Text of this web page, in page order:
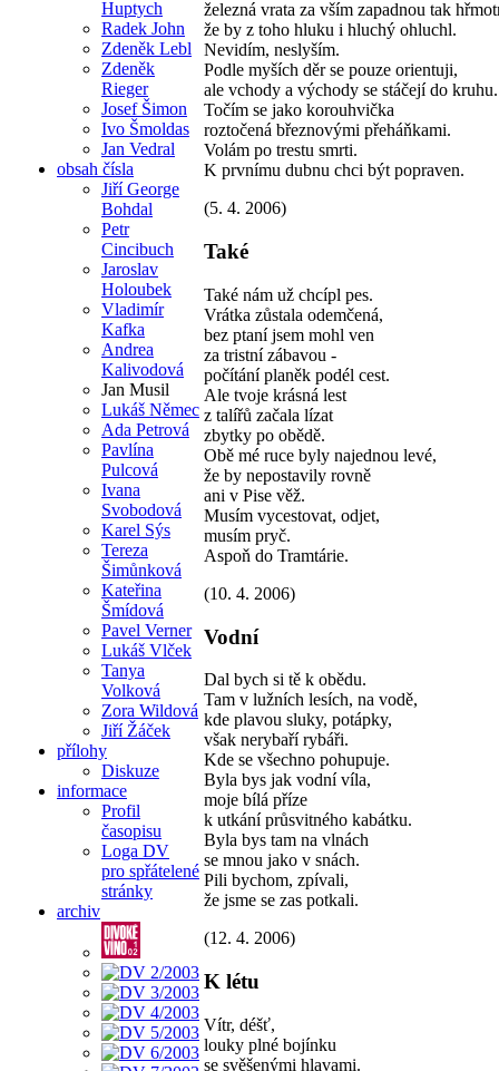
Huptych
Radek John
Zdeněk Lebl
Zdeněk
Rieger
Josef Šimon
Ivo Šmoldas
Jan Vedral
obsah čísla
Jiří George
Bohdal
Petr
Cincibuch
Jaroslav
Holoubek
Vladimír
Kafka
Andrea
Kalivodová
Jan Musil
Lukáš Němec
Ada Petrová
Pavlína
Pulcová
Ivana
Svobodová
Karel Sýs
Tereza
Šimůnková
Kateřina
Šmídová
Pavel Verner
Lukáš Vlček
Tanya
Volková
Zora Wildová
Jiří Žáček
přílohy
Diskuze
informace
Profil
časopisu
Loga DV
pro spřátelené
stránky
archiv
železná vrata za vším zapadnou tak
že by z toho hluku i hluchý ohluchl.
Nevidím, neslyším.
Podle myších děr se pouze orientuji,
ale vchody a východy se stáčejí do kruhu.
Točím se jako korouhvička
roztočená březnovými přeháňkami.
Volám po trestu smrti.
K prvnímu dubnu chci být popraven.
(5. 4. 2006)
Také
Také nám už chcípl pes.
Vrátka zůstala odemčená,
bez ptaní jsem mohl ven
za tristní zábavou -
počítání planěk podél cest.
Ale tvoje krásná lest
z talířů začala lízat
zbytky po obědě.
Obě mé ruce byly najednou levé,
že by nepostavily rovně
ani v Pise věž.
Musím vycestovat, odjet,
musím pryč.
Aspoň do Tramtárie.
(10. 4. 2006)
Vodní
Dal bych si tě k obědu.
Tam v lužních lesích, na vodě,
kde plavou sluky, potápky,
však nerybaří rybáři.
Kde se všechno pohupuje.
Byla bys jak vodní víla,
moje bílá příze
k utkání průsvitného kabátku.
Byla bys tam na vlnách
se mnou jako v snách.
Pili bychom, zpívali,
že jsme se zas potkali.
(12. 4. 2006)
K létu
Vítr, déšť,
louky plné bojínku
se svěšenými hlavami.